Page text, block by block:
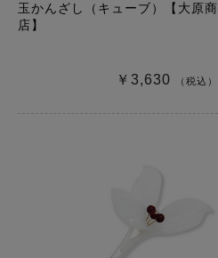
玉かんざし（キューブ）【大原商
店】
￥3,630 （税込）